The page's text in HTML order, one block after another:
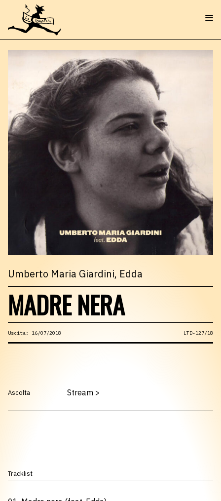
Umberto Maria Giardini, Edda
MADRE NERA
Uscita: 16/07/2018 LTD-127/18
Ascolta Stream >
Tracklist